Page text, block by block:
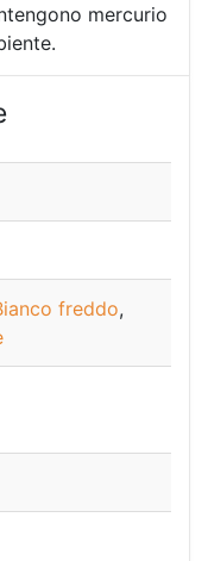
mercurio
freddo,